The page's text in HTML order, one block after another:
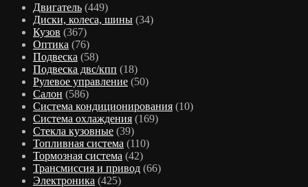
Двигатель (449)
Диски, колеса, шины (34)
Кузов (367)
Оптика (76)
Подвеска (58)
Подвеска двс/кпп (18)
Рулевое управление (50)
Салон (586)
Система кондиционирования (10)
Система охлаждения (169)
Стекла кузовные (39)
Топливная система (110)
Тормозная система (42)
Трансмиссия и привод (66)
Электроника (425)